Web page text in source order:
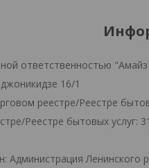
ответственностью
16/1
реестре/Реестре
Реестре бытовых услуг:
Администрация Ленинского